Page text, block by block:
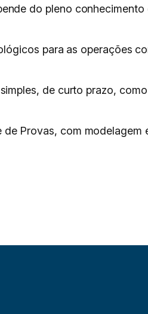
do pleno
para as operações
de curto prazo,
Provas, com